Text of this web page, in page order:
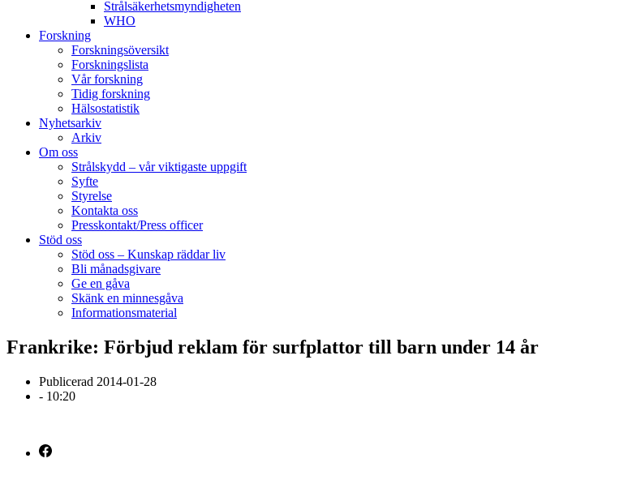
Strålsäkerhetsmyndigheten
WHO
Forskning
Forskningsöversikt
Forskningslista
Vår forskning
Tidig forskning
Hälsostatistik
Nyhetsarkiv
Arkiv
Om oss
Strålskydd – vår viktigaste uppgift
Syfte
Styrelse
Kontakta oss
Presskontakt/Press officer
Stöd oss
Stöd oss – Kunskap räddar liv
Bli månadsgivare
Ge en gåva
Skänk en minnesgåva
Informationsmaterial
Frankrike: Förbjud reklam för surfplattor till barn under 14 år
Publicerad 2014-01-28
- 10:20